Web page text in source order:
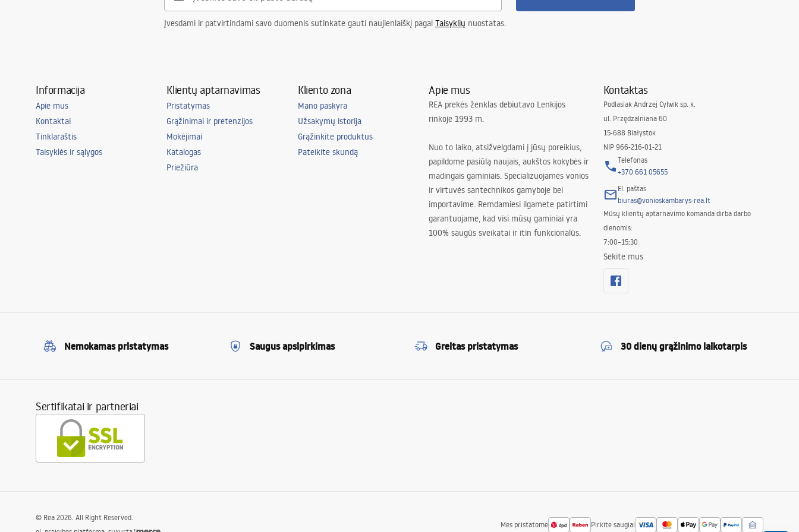
Įvesdami ir patvirtindami savo duomenis sutinkate gauti naujienlaiškį pagal Taisyklių nuostatas.
Informacija
Apie mus
Kontaktai
Tinklaraštis
Taisyklės ir sąlygos
Klientų aptarnavimas
Pristatymas
Grąžinimai ir pretenzijos
Mokėjimai
Katalogas
Priežiūra
Kliento zona
Mano paskyra
Užsakymų istorija
Grąžinkite produktus
Pateikite skundą
Apie mus
REA prekės ženklas debiutavo Lenkijos
rinkoje 1993 m.
Nuo to laiko, atsižvelgdami į jūsų poreikius,
papildome pasiūlą naujais, aukštos kokybės ir
madingais gaminiais. Specializuojamės vonios
ir virtuvės santechnikos gamyboje bei
importavime. Remdamiesi ilgamete patirtimi
garantuojame, kad visi mūsų gaminiai yra
100% saugūs sveikatai ir itin funkcionalūs.
Kontaktas
Podlasiak Andrzej Cylwik sp. k.
ul. Przędzalniana 60
15-688 Białystok
NIP 966-216-01-21
Telefonas
+370 661 05655
El. paštas
biuras@vonioskambarys-rea.lt
Mūsų klientų aptarnavimo komanda dirba darbo
dienomis:
7:00–15:30
Sekite mus
Nemokamas pristatymas Saugus apsipirkimas Greitas pristatymas 30 dienų grąžinimo laikotarpis
Sertifikatai ir partneriai
Mes pristatome Pirkite saugiai
© Rea 2026. All Right Reserved.